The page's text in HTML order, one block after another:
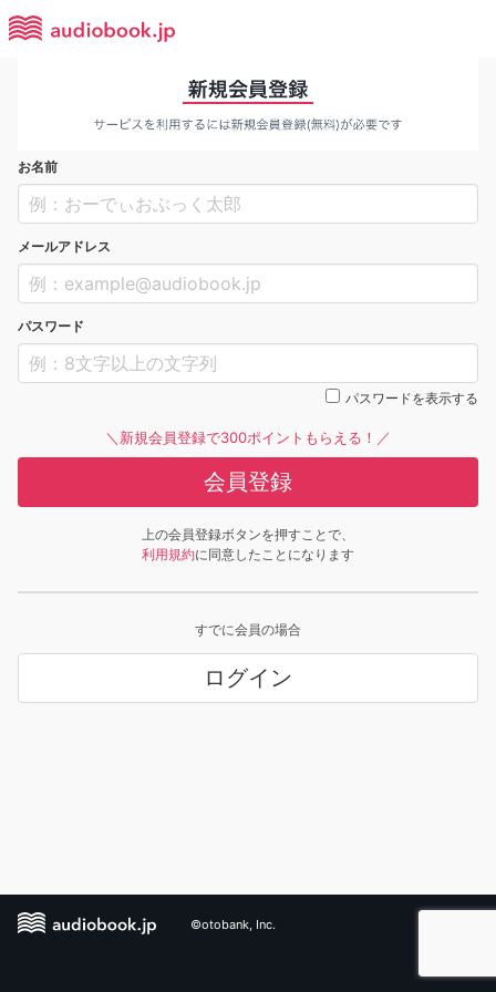
お名前
メールアドレス
パスワード
パスワードを表示する
＼新規会員登録で300ポイントもらえる！／
会員登録
上の会員登録ボタンを押すことで、
利用規約に同意したことになります
すでに会員の場合
ログイン
©otobank, Inc.